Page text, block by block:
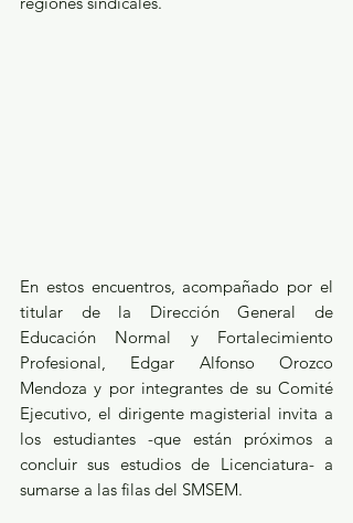
En estos encuentros, acompañado por el
titular de la Dirección General de
Educación Normal y Fortalecimiento
Profesional, Edgar Alfonso Orozco
Mendoza y por integrantes de su Comité
Ejecutivo, el dirigente magisterial invita a
los estudiantes -que están próximos a
concluir sus estudios de Licenciatura- a
sumarse a las filas del SMSEM.